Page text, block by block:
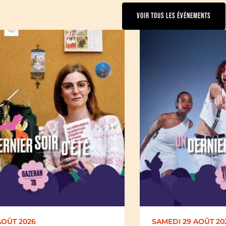
VOIR TOUS LES ÉVÉNEMENTS
2026 DIMANCHE 30